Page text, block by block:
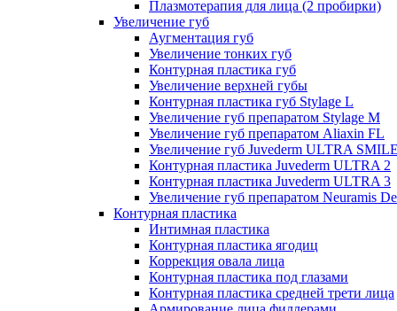
Плазмотерапия для лица (2 пробирки)
Увеличение губ
Аугментация губ
Увеличение тонких губ
Контурная пластика губ
Увеличение верхней губы
Контурная пластика губ Stylage L
Увеличение губ препаратом Stylage M
Увеличение губ препаратом Aliaxin FL
Увеличение губ Juvederm ULTRA
Контурная пластика Juvederm ULTRA 2
Контурная пластика Juvederm ULTRA 3
Увеличение губ препаратом Neuramis
Контурная пластика
Интимная пластика
Контурная пластика ягодиц
Коррекция овала лица
Контурная пластика под глазами
Контурная пластика средней трети лица